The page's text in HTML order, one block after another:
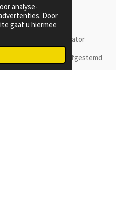
analyse-
Door
gaat u hiermee
of generator
kunnen de pakketten afgestemd